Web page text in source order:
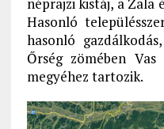
néprajzi kistáj, a Zala
Hasonló
hasonló
Őrség zömében
megyéhez tartozik.